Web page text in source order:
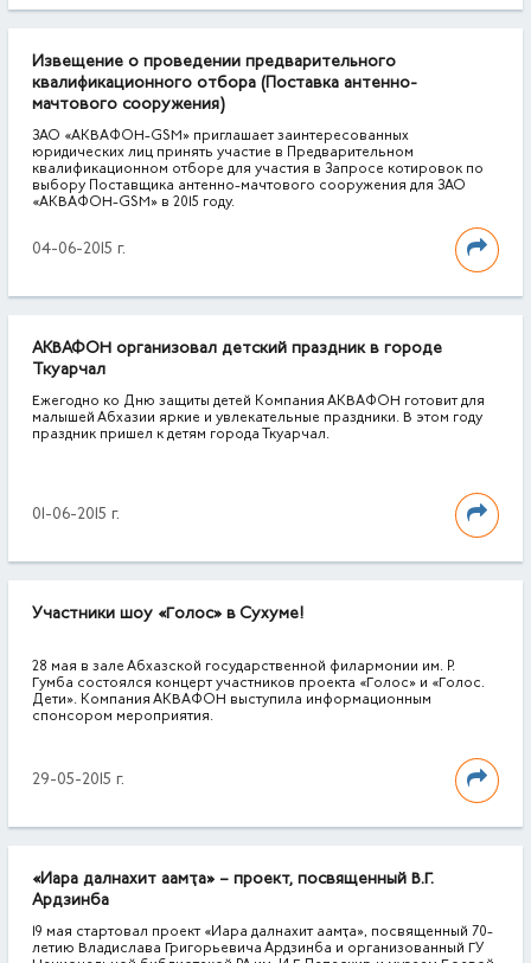
Извещение о проведении предварительного
квалификационного отбора (Поставка антенно-
мачтового сооружения)
ЗАО «АКВАФОН-GSM» приглашает заинтересованных
юридических лиц принять участие в Предварительном
квалификационном отборе для участия в Запросе котировок по
выбору Поставщика антенно-мачтового сооружения для ЗАО
«АКВАФОН-GSM» в 2015 году.
04-06-2015 г.
АКВАФОН организовал детский праздник в городе
Ткуарчал
Ежегодно ко Дню защиты детей Компания АКВАФОН готовит для
малышей Абхазии яркие и увлекательные праздники. В этом году
праздник пришел к детям города Ткуарчал.
01-06-2015 г.
Участники шоу «Голос» в Сухуме!
28 мая в зале Абхазской государственной филармонии им. Р.
Гумба состоялся концерт участников проекта «Голос» и «Голос.
Дети». Компания АКВАФОН выступила информационным
спонсором мероприятия.
29-05-2015 г.
«Иара далнахит аамҭа» – проект, посвященный В.Г.
Ардзинба
19 мая стартовал проект «Иара далнахит аамҭа», посвященный 70-
летию Владислава Григорьевича Ардзинба и организованный ГУ